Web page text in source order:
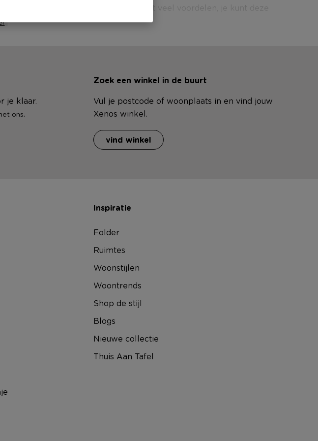
je klaar.
ons.
Zoek een winkel in de buurt
Vul je postcode of woonplaats in en vind jouw
Xenos winkel.
vind winkel
Inspiratie
Folder
Ruimtes
Woonstijlen
Woontrends
Shop de stijl
Blogs
Nieuwe collectie
Thuis Aan Tafel